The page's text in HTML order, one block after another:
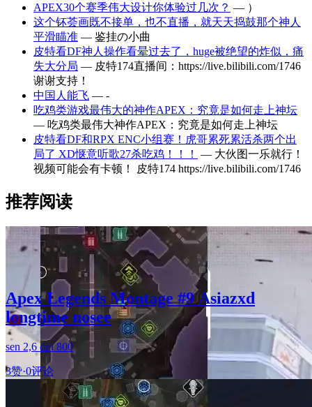
APEX30个赛季伟大设计你体验过几次？ — ）
这个钚荟画既不接单，也不直播，就天天捣鼓那个神人
平滑瞄准 — 鉴挂の小曲
皮特看DF神人操作看晕过去了，huge被绝望的炸似，痛
失大分局 — 皮特174直播间：https://live.bilibili.com/1746
谢谢支持！
中国人能飞 — -
吃鸡类游戏最伟大的神作APEX：究竟是如何走上神坛
— 吃鸡类最伟大神作APEX：究竟是如何走上神坛
皮特看DF和RPX ENC小组赛！虎哥累死累活杀两个出
局了 XD惬意听歌27杀吃鸡！！！
— 大伙图一乐就行！
视频可能会有卡顿！ 皮特174 https://live.bilibili.com/1746
推荐阅读
Apex Legends Montage #9 Asiazxd
longtime nosee
sen 2,6 dpi 800
3赞·0评论